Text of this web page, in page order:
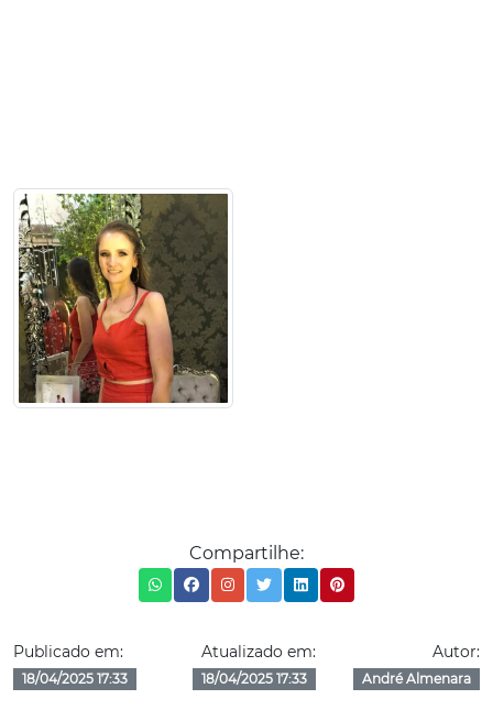
Compartilhe:
Publicado em:
18/04/2025 17:33
Atualizado em:
18/04/2025 17:33
Autor:
André Almenara